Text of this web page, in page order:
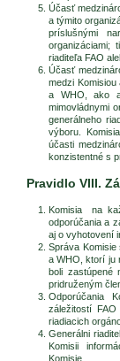
Účasť
a týmito
príslušnými
organizáciami;
riaditeľa FAO
Účasť
medzi Komisiou
a WHO, ako
mimovládnymi
generálneho
výboru.
účasti
konzistentné s
Pravidlo VIII.
Komisia na
odporúčania a
aj o vyhotovení
Správa Komisie
a WHO, ktorí ju
boli zastúpené
pridruženým
Odporúčania
záležitostí FAO
riadiacich
Generálni
Komisii
Komisie.